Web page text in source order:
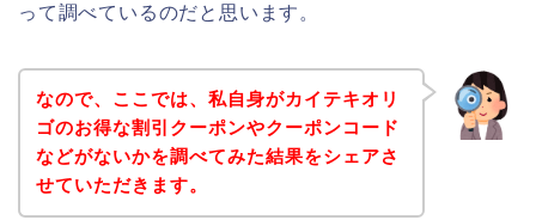
って調べているのだと思います。
なので、ここでは、私自身がカイテキオリ
ゴのお得な割引クーポンやクーポンコード
などがないかを調べてみた結果をシェアさ
せていただきます。